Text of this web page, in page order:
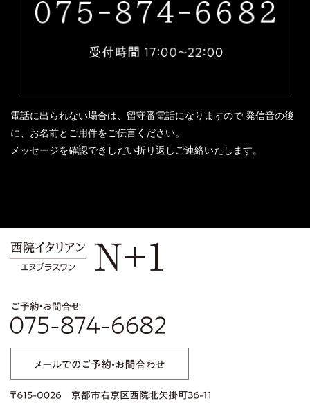
電話に出られない場合は、留守番電話になりますので 発信音の後
に、お名前とご用件をご伝言ください。
メッセージを確認できしだい折り返しご連絡いたします。